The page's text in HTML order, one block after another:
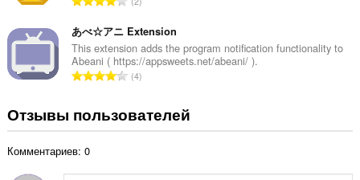
к
:
о
е
н
о
к
е
г
о
о
е
н
あべ☆アニ Extension
This extension adds the program notification functionality to
Abeani ( https://appsweets.net/abeani/ ).
В
г
ц
4
Отзывы пользователей
Комментариев: 0